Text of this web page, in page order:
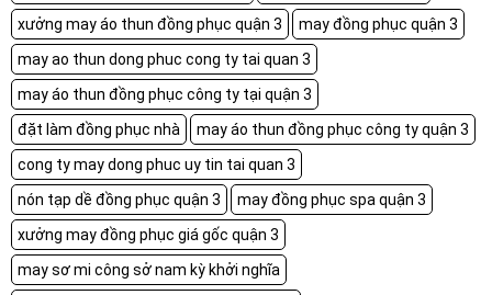
xưởng may áo thun đồng phục quận 3
may đồng phục quận 3
may ao thun dong phuc cong ty tai quan 3
may áo thun đồng phục công ty tại quận 3
đặt làm đồng phục nhà
may áo thun đồng phục công ty quận 3
cong ty may dong phuc uy tin tai quan 3
nón tạp dề đồng phục quận 3
may đồng phục spa quận 3
xưởng may đồng phục giá gốc quận 3
may sơ mi công sở nam kỳ khởi nghĩa